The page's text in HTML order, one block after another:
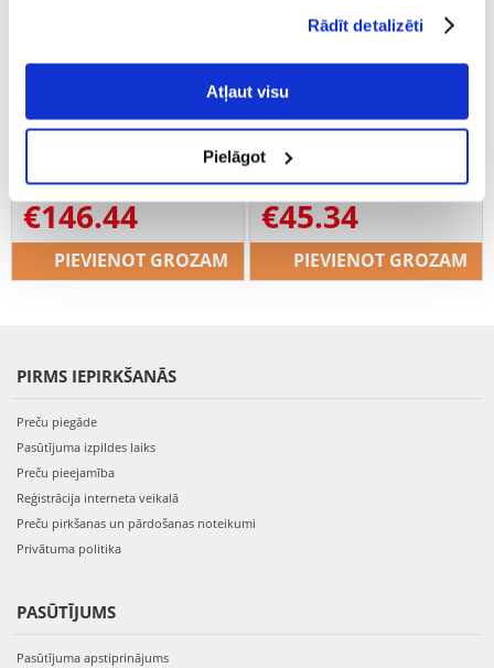
Rādīt detalizēti
Atļaut visu
Pielāgot
teleskopiska rampa suņiem
€146.44
PIEVIENOT GROZAM
s-m
€45.34
PIEVIENOT GROZAM
PIRMS IEPIRKŠANĀS
Preču piegāde
Pasūtījuma izpildes laiks
Preču pieejamība
Reģistrācija interneta veikalā
Preču pirkšanas un pārdošanas noteikumi
Privātuma politika
PASŪTĪJUMS
Pasūtījuma apstiprinājums